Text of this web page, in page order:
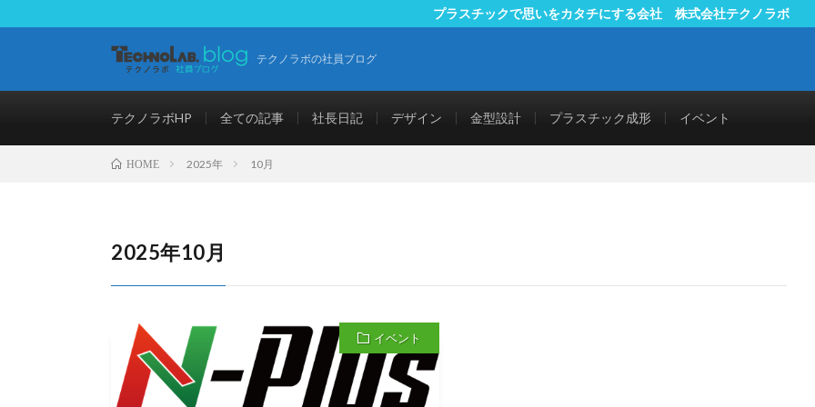
プラスチックで思いをカタチにする会社 株式会社テクノラボ
テクノラボの社員ブログ
テクノラボHP 全ての記事 社長日記 デザイン 金型設計 プラスチック成形 イベント
HOME 2025年 10月
2025年10月
イベント